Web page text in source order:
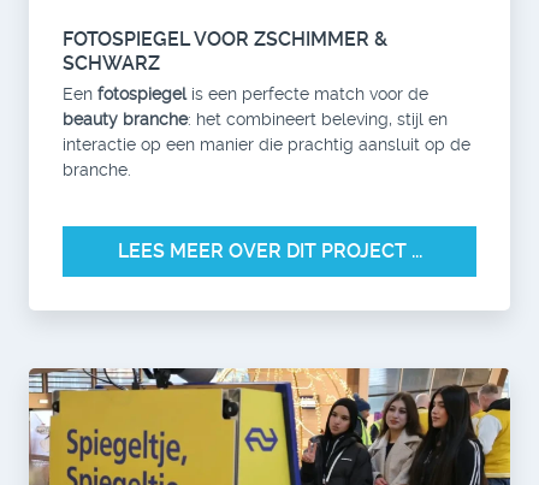
FOTOSPIEGEL VOOR ZSCHIMMER &
SCHWARZ
Een fotospiegelis een perfecte match voor de
beauty branche: het combineert beleving, stijl en
interactie op een manier die prachtig aansluit op de
branche.
LEES MEER OVER DIT PROJECT ...